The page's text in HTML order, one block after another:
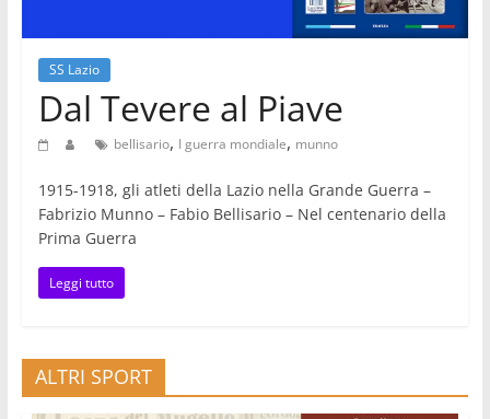
SS Lazio
Dal Tevere al Piave
bellisario, I guerra mondiale, munno
1915-1918, gli atleti della Lazio nella Grande Guerra –
Fabrizio Munno – Fabio Bellisario – Nel centenario della
Prima Guerra
Leggi tutto
ALTRI SPORT